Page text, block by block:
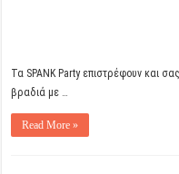
Τα SPANK Party επιστρέφουν και
βραδιά με …
Read More »